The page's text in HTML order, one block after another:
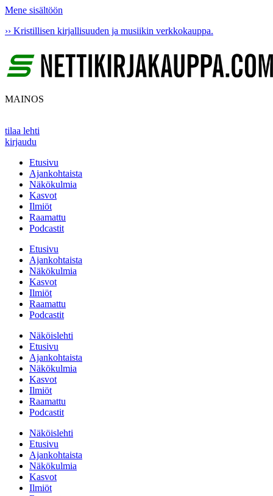
Mene sisältöön
›› Kristillisen kirjallisuuden ja musiikin verkkokauppa.
MAINOS
tilaa lehti
kirjaudu
Etusivu
Ajankohtaista
Näkökulmia
Kasvot
Ilmiöt
Raamattu
Podcastit
Etusivu
Ajankohtaista
Näkökulmia
Kasvot
Ilmiöt
Raamattu
Podcastit
Näköislehti
Etusivu
Ajankohtaista
Näkökulmia
Kasvot
Ilmiöt
Raamattu
Podcastit
Näköislehti
Etusivu
Ajankohtaista
Näkökulmia
Kasvot
Ilmiöt